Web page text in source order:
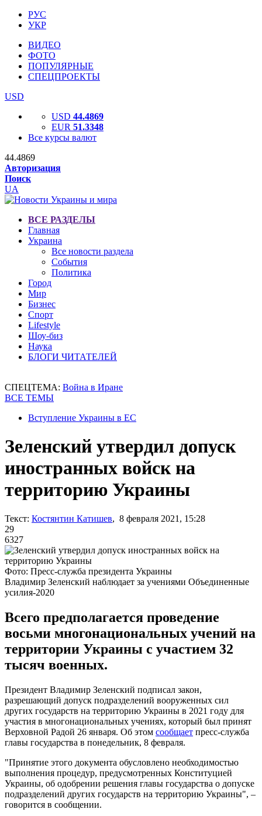
РУС
УКР
ВИДЕО
ФОТО
ПОПУЛЯРНЫЕ
СПЕЦПРОЕКТЫ
USD
USD 44.4869
EUR 51.3348
Все курсы валют
44.4869
Авторизация
Поиск
UA
ВСЕ РАЗДЕЛЫ
Главная
Украина
Все новости раздела
События
Политика
Город
Мир
Бизнес
Спорт
Lifestyle
Шоу-биз
Наука
БЛОГИ ЧИТАТЕЛЕЙ
СПЕЦТЕМА: Война в Иране
ВСЕ ТЕМЫ
Вступление Украины в ЕС
Зеленский утвердил допуск
иностранных войск на
территорию Украины
Текст: Костянтин Катишев, 8 февраля 2021, 15:28
29
6327
Фото: Пресс-служба президента Украины
Владимир Зеленский наблюдает за учениями Объединенные
усилия-2020
Всего предполагается проведение
восьми многонациональных учений на
территории Украины с участием 32
тысяч военных.
Президент Владимир Зеленский подписал закон,
разрешающий допуск подразделений вооруженных сил
других государств на территорию Украины в 2021 году для
участия в многонациональных учениях, который был принят
Верховной Радой 26 января. Об этом сообщает пресс-служба
главы государства в понедельник, 8 февраля.
"Принятие этого документа обусловлено необходимостью
выполнения процедур, предусмотренных Конституцией
Украины, об одобрении решения главы государства о допуске
подразделений других государств на территорию Украины", –
говорится в сообщении.